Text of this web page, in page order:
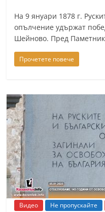
На 9 януари 1878 г.
опълчение удържат
Шейново. Пред
Прочетете повече
Видео Не пропускайте